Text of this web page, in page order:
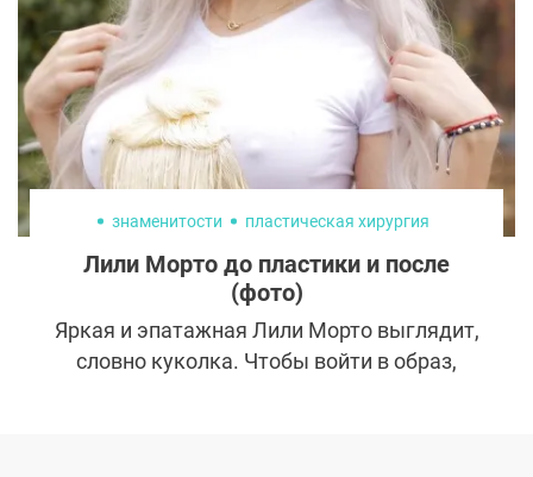
знаменитости пластическая хирургия
Лили Морто до пластики и после
(фото)
Яркая и эпатажная Лили Морто выглядит,
словно куколка. Чтобы войти в образ,